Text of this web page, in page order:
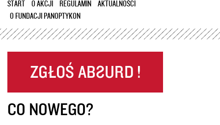
START O AKCJI REGULAMIN
AKTUALNOŚCI
O FUNDACJI PANOPTYKON
CO NOWEGO?